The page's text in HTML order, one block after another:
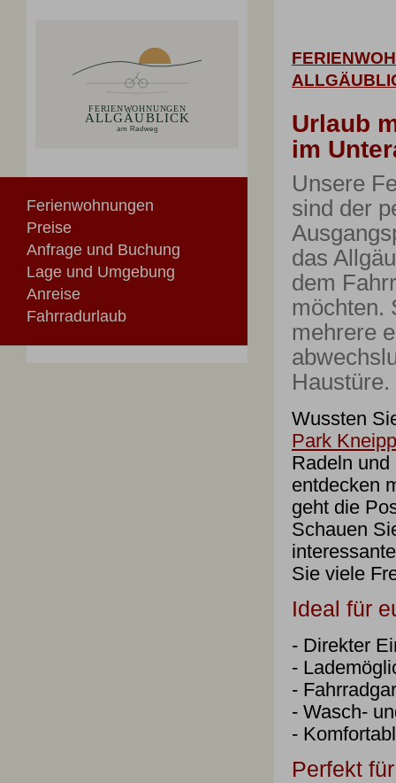
Urlaub
im
Unsere
sind der
das
dem
möchten.
mehrere
Haustüre.
Wussten
Park
Radeln
entdecken
geht die
Schauen
Sie viele
Ideal für
- Direkter
-
-
- Wasch-
-
Perfekt für
Ferienwohnungen
Preise
Anfrage und Buchung
Lage und Umgebung
Anreise
Fahrradurlaub